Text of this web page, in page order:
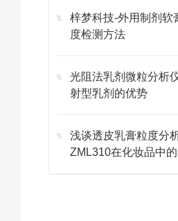
梓梦科技-外用制剂软
度检测方法
光阻法乳剂微粒分析
射型乳剂的优势
浅谈透皮乳膏粒度分
ZML310在化妆品中的